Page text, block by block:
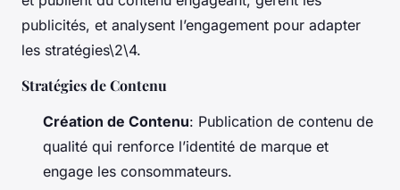
publicités, et analysent l’engagement pour adapter
les stratégies\2\4.
Stratégies de Contenu
Création de Contenu: Publication de contenu de
qualité qui renforce l’identité de marque et
engage les consommateurs.